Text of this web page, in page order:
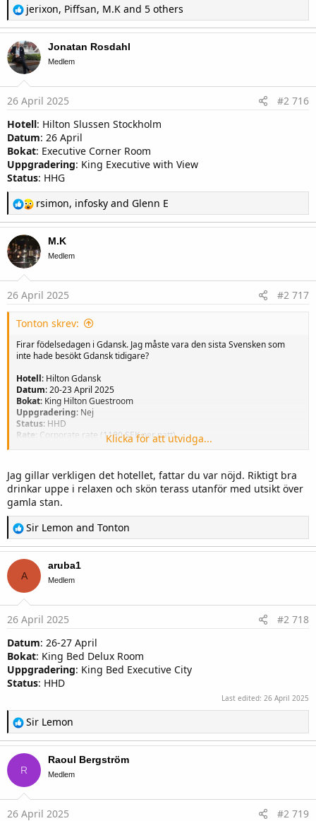
R
e
a
c
t
i
o
:
jerixon, Piffsan, M.K and 5 others
Jonatan Rosdahl
Medlem
26 April 2025
#2 716
Hotell: Hilton Slussen Stockholm
Datum: 26 April
Bokat: Executive Corner Room
Uppgradering: King Executive with View
Status: HHG
R
a
t
i
o
:
rsimon, infosky and Glenn E
M.K
Medlem
26 April 2025 #2 717
Tonton skrev:
Firar födelsedagen i Gdansk. Jag måste vara den sista Svensken som
inte hade besökt Gdansk tidigare?
Hotell: Hilton Gdansk
Datum: 20-23 April 2025
Bokat: King Hilton Guestroom
Uppgradering: Nej
Status: HHD
Rate: Corporate rate (1180 SEK per natt)
erbjöd oss early check-in (klockan 10) utan uppgradering, alternativt så
kunde de fixa ett King Deluxe Room om vi önskade att vänta några
timmar till. Så all over, nöjd trots att det inte blev uppgradering denna
gången.
Klicka för att utvidga...
Jag gillar verkligen det hotellet, fattar du var nöjd. Riktigt bra
drinkar uppe i relaxen och skön terass utanför med utsikt över
gamla stan.
R
a
c
i
:
Sir Lemon and Tonton
A
aruba1
Medlem
26 April 2025
#2 718
Datum: 26-27 April
Bokat: King Bed Delux Room
Uppgradering: King Bed Executive City
Status: HHD
Last edited: 26 April 2025
R
a
c
i
:
Sir Lemon
R
Raoul Bergström
Medlem
26 April 2025
#2 719